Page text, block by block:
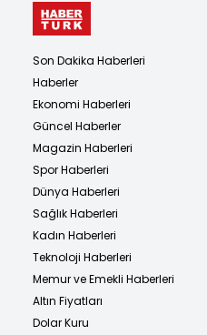
Son Dakika Haberleri
Haberler
Ekonomi Haberleri
Güncel Haberler
Magazin Haberleri
Spor Haberleri
Dünya Haberleri
Sağlık Haberleri
Kadın Haberleri
Teknoloji Haberleri
Memur ve Emekli Haberleri
Altın Fiyatları
Dolar Kuru